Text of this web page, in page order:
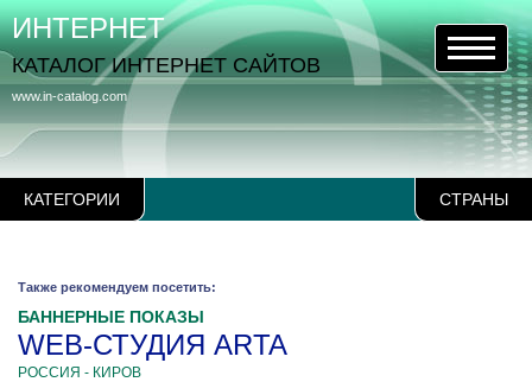
КАТЕГОРИИ СТРАНЫ
www.in-catalog.com
ИНТЕРНЕТ
КАТАЛОГ ИНТЕРНЕТ САЙТОВ
Также рекомендуем посетить:
БАННЕРНЫЕ ПОКАЗЫ
WEB-СТУДИЯ ARTA
РОССИЯ - КИРОВ